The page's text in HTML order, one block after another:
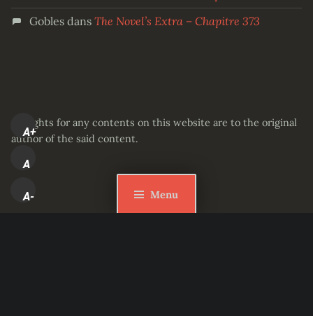
Menu
Goblesdans The Novel’s Extra – Chapitre 373
All rights for any contents on this website are to the original
author of the said content.
A+
A
A-